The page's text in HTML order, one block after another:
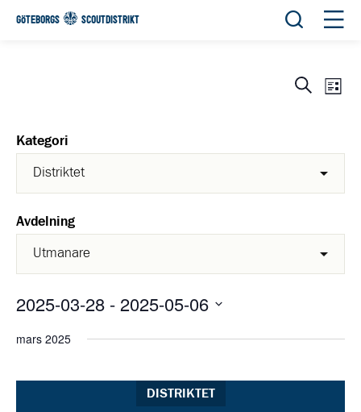
GÖTEBORGS SCOUTDISTRIKT Öppna
Sök List
Kategori
Avdelning
2025-03-28 - 2025-05-06
mars 2025
DISTRIKTET